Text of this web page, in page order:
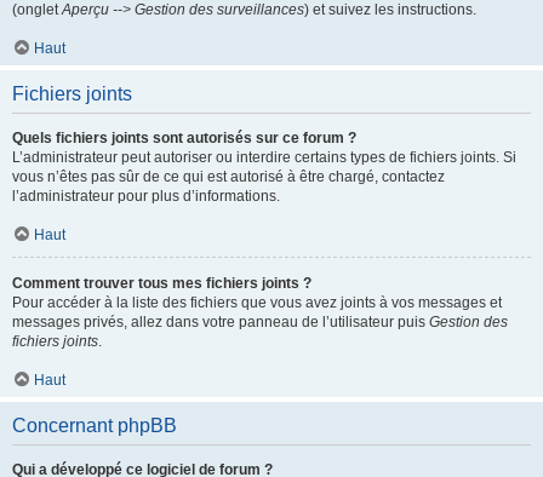
(ongletAperçu --> Gestion des surveillances) et suivez les instructions.
Haut
Fichiers joints
Quels fichiers joints sont autorisés sur ce forum ?
L’administrateur peut autoriser ou interdire certains types de fichiers joints. Si
vous n’êtes pas sûr de ce qui est autorisé à être chargé, contactez
l’administrateur pour plus d’informations.
Haut
Comment trouver tous mes fichiers joints ?
Pour accéder à la liste des fichiers que vous avez joints à vos messages et
messages privés, allez dans votre panneau de l’utilisateur puis Gestion des
fichiers joints.
Haut
Concernant phpBB
Qui a développé ce logiciel de forum ?